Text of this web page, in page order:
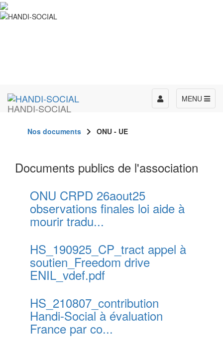
HANDI-SOCIAL
MENU
Toggle
navigation
Nos documents ONU - UE
Documents publics de l'association
ONU CRPD 26aout25
observations finales loi aide à
mourir tradu...
HS_190925_CP_tract appel à
soutien_Freedom drive
ENIL_vdef.pdf
HS_210807_contribution
Handi-Social à évaluation
France par co...